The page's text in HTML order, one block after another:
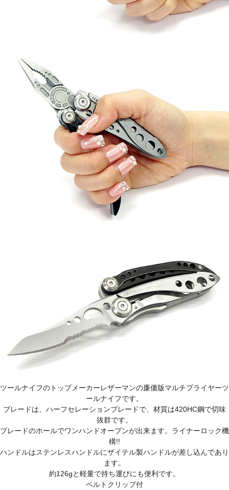
ツールナイフのトップメーカーレザーマンの廉価版マルチプライヤーツ
ールナイフです。
ブレードは、ハーフセレーションブレードで、材質は420HC鋼で切味
抜群です。
ブレードのホールでワンハンドオープンが出来ます。ライナーロック機
構!!
ハンドルはステンレスハンドルにザイテル製ハンドルが差し込んであり
ます。
約126gと軽量で持ち運びにも便利です。
ベルトクリップ付